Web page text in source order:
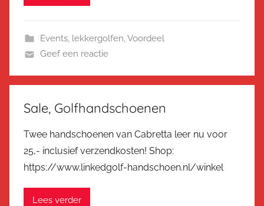
Events, lekkergolfen,Voordeel
Geef een reactie
Sale, Golfhandschoenen
Twee handschoenen van Cabretta leer nu voor
25,- inclusief verzendkosten! Shop:
https://www.linkedgolf-handschoen.nl/winkel
Lees verder